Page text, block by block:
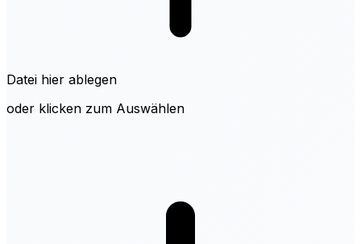
Datei hier ablegen
oder klicken zum Auswählen